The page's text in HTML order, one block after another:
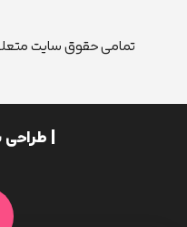
تمامی حقوق سایت
|